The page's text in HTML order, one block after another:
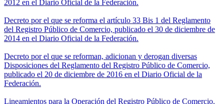
2012 en el Diario Oficial de la Federación.
Decreto por el que se reforma el artículo 33 Bis 1 del Reglamento
del Registro Público de Comercio, publicado el 30 de diciembre de
2014 en el Diario Oficial de la Federación.
Decreto por el que se reforman, adicionan y derogan diversas
Disposiciones del Reglamento del Registro Público de Comercio,
publicado el 20 de diciembre de 2016 en el Diario Oficial de la
Federación.
Lineamientos para la Operación del Registro Público de Comercio.